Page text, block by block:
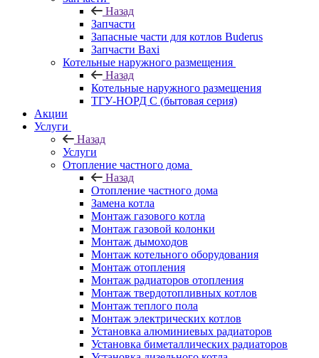
Назад
Запчасти
Запасные части для котлов Buderus
Запчасти Baxi
Котельные наружного размещения
Назад
Котельные наружного размещения
ТГУ-НОРД С (бытовая серия)
Акции
Услуги
Назад
Услуги
Отопление частного дома
Назад
Отопление частного дома
Замена котла
Монтаж газового котла
Монтаж газовой колонки
Монтаж дымоходов
Монтаж котельного оборудования
Монтаж отопления
Монтаж радиаторов отопления
Монтаж твердотопливных котлов
Монтаж теплого пола
Монтаж электрических котлов
Установка алюминиевых радиаторов
Установка биметаллических радиаторов